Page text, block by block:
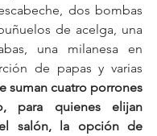
dos bombas
de acelga, una
una milanesa en
de papas y varias
suman cuatro porrones
para quienes elijan
salón, la opción de